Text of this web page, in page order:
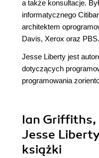
a także konsultacje.
informatycznego
architektem
Davis, Xerox oraz PBS.
Jesse Liberty jest
dotyczących
programowania
Ian
Jesse
książki